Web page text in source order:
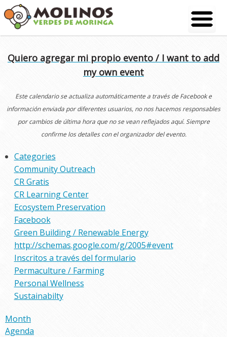
Skip
to
content
Quiero agregar mi propio evento / I want to add
my own event
Este calendario se actualiza automáticamente a través de Facebook e
información enviada por diferentes usuarios, no nos hacemos responsables
por cambios de última hora que no se vean reflejados aquí. Siempre
confirme los detalles con el organizador del evento.
Categories
Community Outreach
CR Gratis
CR Learning Center
Ecosystem Preservation
Facebook
Green Building / Renewable Energy
http://schemas.google.com/g/2005#event
Inscritos a través del formulario
Permaculture / Farming
Personal Wellness
Sustainabilty
Month
Agenda